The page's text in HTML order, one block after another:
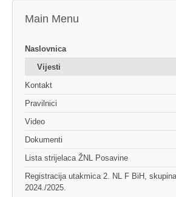
Main Menu
Naslovnica
Vijesti
Kontakt
Pravilnici
Video
Dokumenti
Lista strijelaca ŽNL Posavine
Registracija utakmica 2. NL F BiH,
2024./2025.